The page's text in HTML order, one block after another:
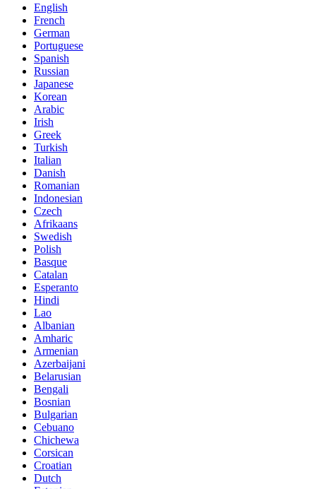
English
French
German
Portuguese
Spanish
Russian
Japanese
Korean
Arabic
Irish
Greek
Turkish
Italian
Danish
Romanian
Indonesian
Czech
Afrikaans
Swedish
Polish
Basque
Catalan
Esperanto
Hindi
Lao
Albanian
Amharic
Armenian
Azerbaijani
Belarusian
Bengali
Bosnian
Bulgarian
Cebuano
Chichewa
Corsican
Croatian
Dutch